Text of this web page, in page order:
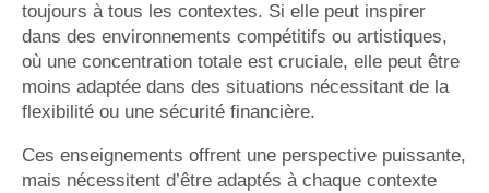
toujours à tous les contextes. Si elle peut inspirer
dans des environnements compétitifs ou artistiques,
où une concentration totale est cruciale, elle peut être
moins adaptée dans des situations nécessitant de la
flexibilité ou une sécurité financière.
Ces enseignements offrent une perspective puissante,
mais nécessitent d’être adaptés à chaque contexte